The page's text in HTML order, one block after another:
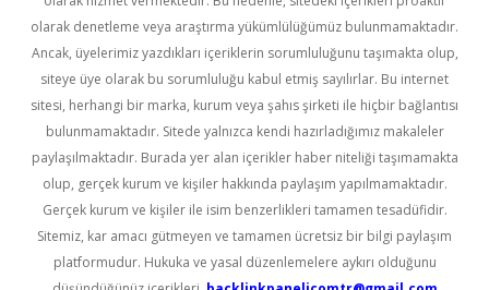
olarak denetleme veya araştırma yükümlülüğümüz bulunmamaktadır.
Ancak, üyelerimiz yazdıkları içeriklerin sorumluluğunu taşımakta olup,
siteye üye olarak bu sorumluluğu kabul etmiş sayılırlar. Bu internet
sitesi, herhangi bir marka, kurum veya şahıs şirketi ile hiçbir bağlantısı
bulunmamaktadır. Sitede yalnızca kendi hazırladığımız makaleler
paylaşılmaktadır. Burada yer alan içerikler haber niteliği taşımamakta
olup, gerçek kurum ve kişiler hakkında paylaşım yapılmamaktadır.
Gerçek kurum ve kişiler ile isim benzerlikleri tamamen tesadüfidir.
Sitemiz, kar amacı gütmeyen ve tamamen ücretsiz bir bilgi paylaşım
platformudur. Hukuka ve yasal düzenlemelere aykırı olduğunu